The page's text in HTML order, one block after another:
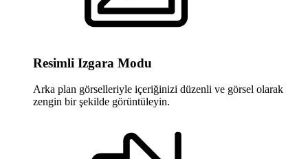
Resimli Izgara Modu
Arka plan görselleriyle içeriğinizi düzenli ve görsel olarak
zengin bir şekilde görüntüleyin.